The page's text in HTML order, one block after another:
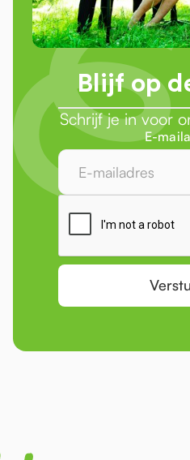
Blijf op
Schrijf je in voor
E-